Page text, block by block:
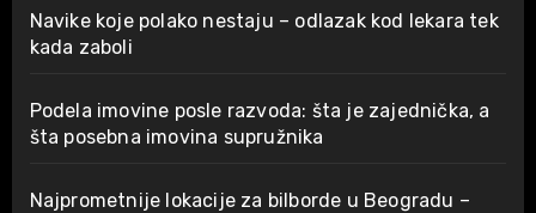
Navike koje polako nestaju – odlazak kod lekara tek
kada zaboli
Podela imovine posle razvoda: šta je zajednička, a
šta posebna imovina supružnika
Najprometnije lokacije za bilborde u Beogradu –